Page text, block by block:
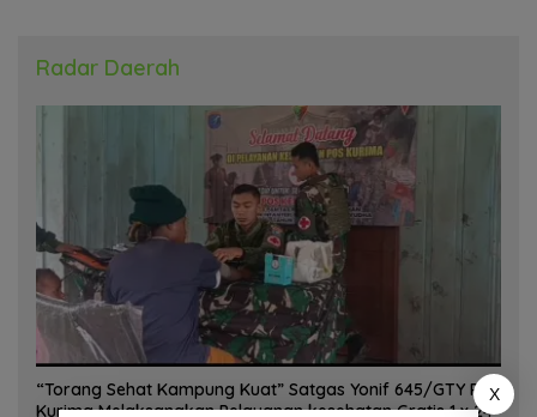
Radar Daerah
“Torang Sehat Kampung Kuat” Satgas Yonif 645/GTY Pos
Kurima Melaksanakan Pelayanan kesehatan Gratis 1 x 24
X